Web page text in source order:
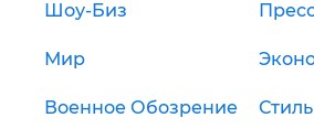
Шоу-Биз
Мир
Военное Обозрение Стиль